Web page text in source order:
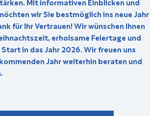
wir Sie bestmöglich ins neue Jahr
für Ihr Vertrauen! Wir wünschen Ihnen
erholsame Feiertage und
in das Jahr 2026. Wir freuen uns
Jahr weiterhin beraten und